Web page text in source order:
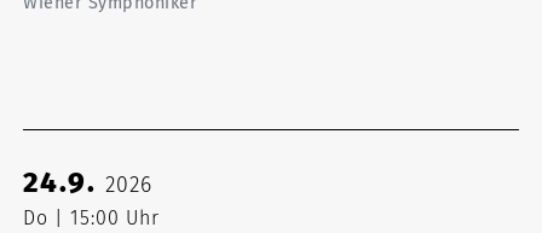
24.9.2026
Do 15:00 Uhr